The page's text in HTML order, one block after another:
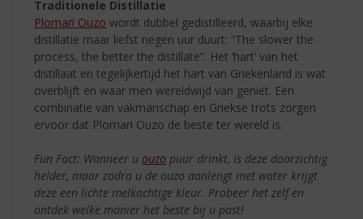
Traditionele Distillatie
Plomari Ouzo wordt dubbel gedistilleerd, waarbij elke
distillatie maar liefst negen uur duurt: “The slower the
process, the better the distillate”. Het ‘hart’ van het
distillaat en tegelijkertijd het hart van Griekenland is wat
overblijft en waar men wereldwijd van geniet. Een
combinatie van vakmanschap en Griekse trots zorgen
ervoor dat Plomari Ouzo de beste ter wereld is.
Fun Fact: Wanneer u ouzo puur drinkt, is deze doorzichtig
helder, maar zodra u de ouzo aanlengt met water krijgt
deze een lichte melkachtige kleur. Probeer het zelf en
ontdek welke manier het beste bij u past!